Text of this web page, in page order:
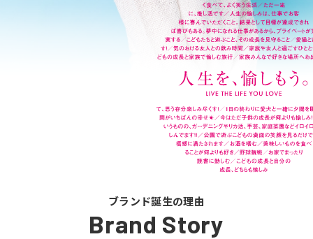
ブランド誕生の理由
Brand Story